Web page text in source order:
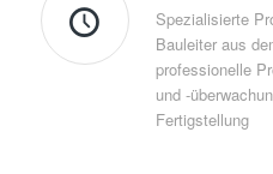
Spezialisierte
Bauleiter aus
professionelle
und -
Fertigstellung